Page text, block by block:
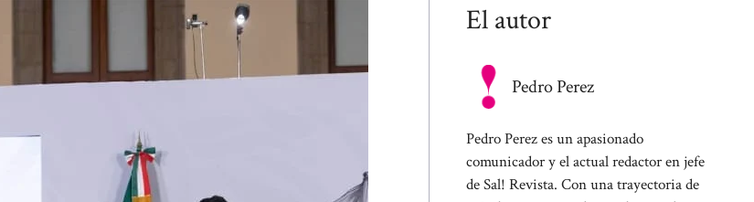
El autor
Pedro Perez
Pedro Perez es un apasionado
comunicador y el actual redactor en jefe
de Sal! Revista. Con una trayectoria de